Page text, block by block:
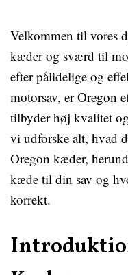
Velkommen til vores
kæder og sværd til
efter pålidelige og
motorsav, er Oregon
tilbyder høj kvalitet
vi udforske alt, hvad
Oregon kæder,
kæde til din sav og
korrekt.